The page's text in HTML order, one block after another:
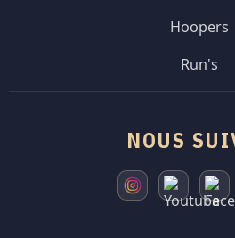
Hoopers
Run's
NOUS